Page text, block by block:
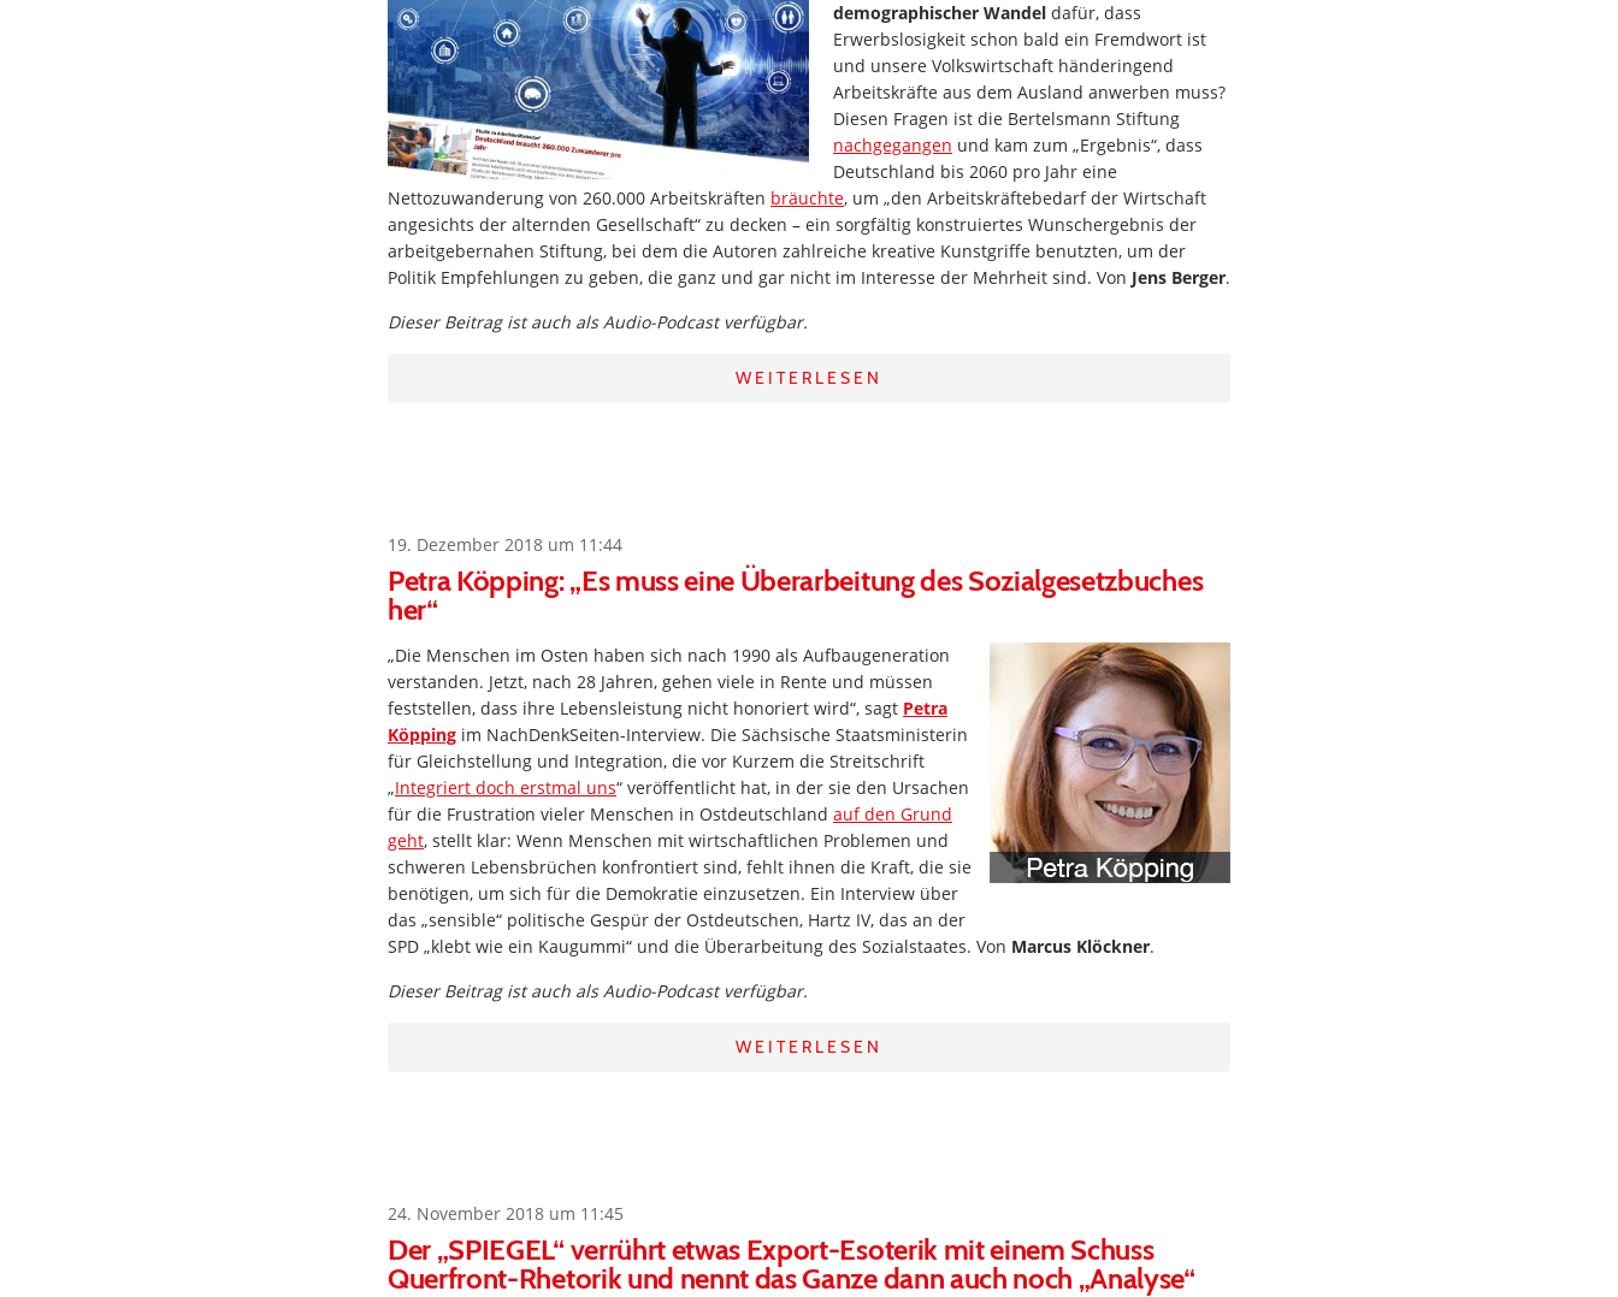
demographischer Wandel dafür, dass
Erwerbslosigkeit schon bald ein Fremdwort ist
und unsere Volkswirtschaft händeringend
Arbeitskräfte aus dem Ausland anwerben muss?
Diesen Fragen ist die Bertelsmann Stiftung
nachgegangen und kam zum „Ergebnis“, dass
Deutschland bis 2060 pro Jahr eine
Nettozuwanderung von 260.000 Arbeitskräften bräuchte, um „den Arbeitskräftebedarf der Wirtschaft
angesichts der alternden Gesellschaft“ zu decken – ein sorgfältig konstruiertes Wunschergebnis der
arbeitgebernahen Stiftung, bei dem die Autoren zahlreiche kreative Kunstgriffe benutzten, um der
Politik Empfehlungen zu geben, die ganz und gar nicht im Interesse der Mehrheit sind. Von Jens Berger.
Dieser Beitrag ist auch als Audio-Podcast verfügbar.
WEITERLESEN
19. Dezember 2018 um 11:44
Petra Köpping: „Es muss eine Überarbeitung des Sozialgesetzbuches
her“
„Die Menschen im Osten haben sich nach 1990 als Aufbaugeneration
verstanden. Jetzt, nach 28 Jahren, gehen viele in Rente und müssen
feststellen, dass ihre Lebensleistung nicht honoriert wird“, sagt Petra
Köpping im NachDenkSeiten-Interview. Die Sächsische Staatsministerin
für Gleichstellung und Integration, die vor Kurzem die Streitschrift
„Integriert doch erstmal uns“ veröffentlicht hat, in der sie den Ursachen
für die Frustration vieler Menschen in Ostdeutschland auf den Grund
geht, stellt klar: Wenn Menschen mit wirtschaftlichen Problemen und
schweren Lebensbrüchen konfrontiert sind, fehlt ihnen die Kraft, die sie
benötigen, um sich für die Demokratie einzusetzen. Ein Interview über
das „sensible“ politische Gespür der Ostdeutschen, Hartz IV, das an der
SPD „klebt wie ein Kaugummi“ und die Überarbeitung des Sozialstaates. Von Marcus Klöckner.
Dieser Beitrag ist auch als Audio-Podcast verfügbar.
WEITERLESEN
24. November 2018 um 11:45
Der „SPIEGEL“ verrührt etwas Export-Esoterik mit einem Schuss
Querfront-Rhetorik und nennt das Ganze dann auch noch „Analyse“